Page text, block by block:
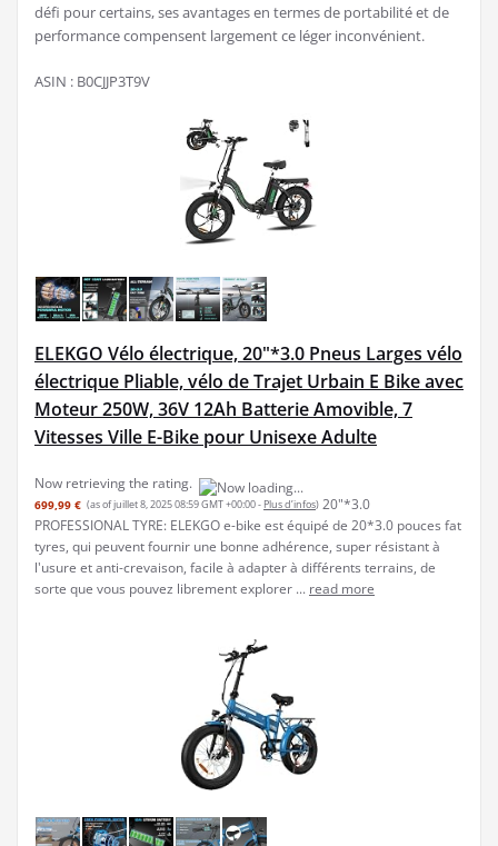
défi pour certains, ses avantages en termes de portabilité et de
performance compensent largement ce léger inconvénient.
ASIN : B0CJJP3T9V
ELEKGO Vélo électrique, 20"*3.0 Pneus Larges vélo
électrique Pliable, vélo de Trajet Urbain E Bike avec
Moteur 250W, 36V 12Ah Batterie Amovible, 7
Vitesses Ville E-Bike pour Unisexe Adulte
Now retrieving the rating.
699,99 € (as of juillet 8, 2025 08:59 GMT +00:00 - Plus d’infos) 20"*3.0
PROFESSIONAL TYRE: ELEKGO e-bike est équipé de 20*3.0 pouces fat
tyres, qui peuvent fournir une bonne adhérence, super résistant à
l'usure et anti-crevaison, facile à adapter à différents terrains, de
sorte que vous pouvez librement explorer ... read more